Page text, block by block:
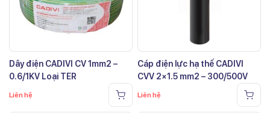
Dây điện CADIVI CV 1mm2 –
0.6/1KV Loại TER
Liên hệ
Cáp điện lực hạ thế CADIVI
CVV 2×1.5 mm2 – 300/500V
Liên hệ